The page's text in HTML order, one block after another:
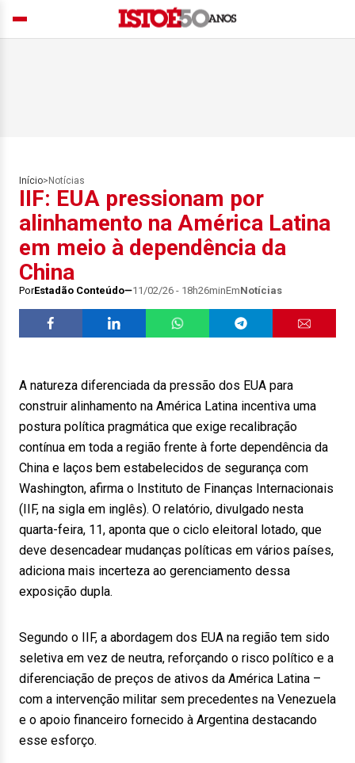
Início> Notícias
IIF: EUA pressionam por
alinhamento na América Latina
em meio à dependência da
China
PorEstadão Conteúdo 11/02/26 - 18h26minEmNotícias
A natureza diferenciada da pressão dos EUA para
construir alinhamento na América Latina incentiva uma
postura política pragmática que exige recalibração
contínua em toda a região frente à forte dependência da
China e laços bem estabelecidos de segurança com
Washington, afirma o Instituto de Finanças Internacionais
(IIF, na sigla em inglês). O relatório, divulgado nesta
quarta-feira, 11, aponta que o ciclo eleitoral lotado, que
deve desencadear mudanças políticas em vários países,
adiciona mais incerteza ao gerenciamento dessa
exposição dupla.
Segundo o IIF, a abordagem dos EUA na região tem sido
seletiva em vez de neutra, reforçando o risco político e a
diferenciação de preços de ativos da América Latina –
com a intervenção militar sem precedentes na Venezuela
e o apoio financeiro fornecido à Argentina destacando
esse esforço.